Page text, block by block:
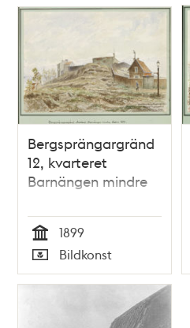
Bergsprängargränd
12, kvarteret
Barnängen mindre
Tid
1899
Typ
Bildkonst